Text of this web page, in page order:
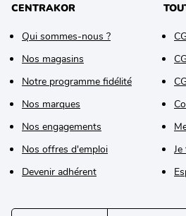
CENTRAKOR
Qui sommes-nous ?
Nos magasins
Notre programme fidélité
Nos marques
Nos engagements
Nos offres d'emploi
Devenir adhérent